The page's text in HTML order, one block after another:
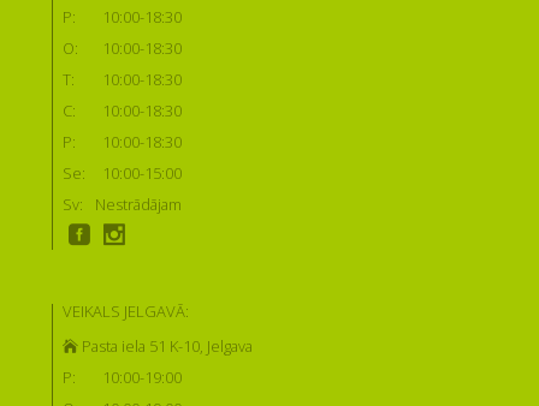
P:
10:00-18:30
O:
10:00-18:30
T:
10:00-18:30
C:
10:00-18:30
P:
10:00-18:30
Se:
10:00-15:00
Sv:
Nestrādājam
VEIKALS JELGAVĀ:
Pasta iela 51 K-10, Jelgava
P:
10:00-19:00